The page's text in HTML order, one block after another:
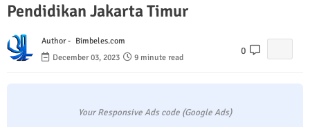
Pendidikan Jakarta Timur
Author - Bimbeles.com
December 03, 2023
9 minute read
0
Your Responsive Ads code (Google Ads)